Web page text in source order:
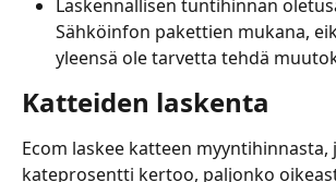
Laskennallisen tuntihinnan
Sähköinfon pakettien mukana,
yleensä ole tarvetta tehdä
Katteiden laskenta
Ecom laskee katteen myyntihinnasta,
kateprosentti kertoo, paljonko